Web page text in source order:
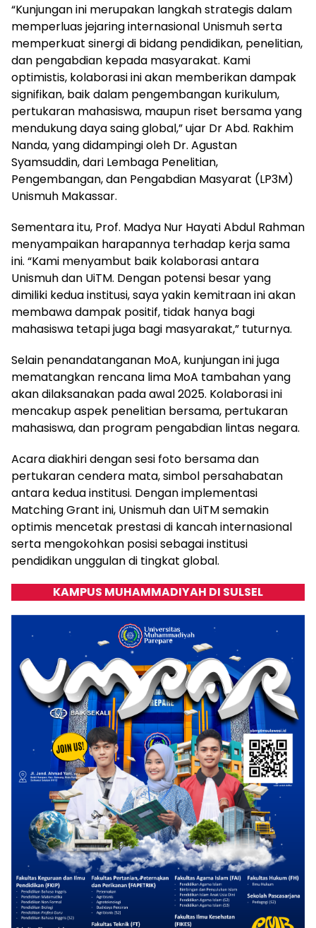
“Kunjungan ini merupakan langkah strategis dalam
memperluas jejaring internasional Unismuh serta
memperkuat sinergi di bidang pendidikan, penelitian,
dan pengabdian kepada masyarakat. Kami
optimistis, kolaborasi ini akan memberikan dampak
signifikan, baik dalam pengembangan kurikulum,
pertukaran mahasiswa, maupun riset bersama yang
mendukung daya saing global,” ujar Dr Abd. Rakhim
Nanda, yang didampingi oleh Dr. Agustan
Syamsuddin, dari Lembaga Penelitian,
Pengembangan, dan Pengabdian Masyarat (LP3M)
Unismuh Makassar.
Sementara itu, Prof. Madya Nur Hayati Abdul Rahman
menyampaikan harapannya terhadap kerja sama
ini. “Kami menyambut baik kolaborasi antara
Unismuh dan UiTM. Dengan potensi besar yang
dimiliki kedua institusi, saya yakin kemitraan ini akan
membawa dampak positif, tidak hanya bagi
mahasiswa tetapi juga bagi masyarakat,” tuturnya.
Selain penandatanganan MoA, kunjungan ini juga
mematangkan rencana lima MoA tambahan yang
akan dilaksanakan pada awal 2025. Kolaborasi ini
mencakup aspek penelitian bersama, pertukaran
mahasiswa, dan program pengabdian lintas negara.
Acara diakhiri dengan sesi foto bersama dan
pertukaran cendera mata, simbol persahabatan
antara kedua institusi. Dengan implementasi
Matching Grant ini, Unismuh dan UiTM semakin
optimis mencetak prestasi di kancah internasional
serta mengokohkan posisi sebagai institusi
pendidikan unggulan di tingkat global.
KAMPUS MUHAMMADIYAH DI SULSEL